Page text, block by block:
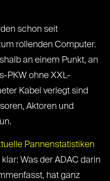
schon seit
rollenden Computer.
an einem Punkt, an
PKW ohne XXL-
Kabel verlegt sind
Aktoren und
Pannenstatistiken
Was der ADAC darin
hat ganz